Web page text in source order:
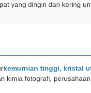
yang dingin dan kering
kemurnian tinggi, kristal
kimia fotografi,